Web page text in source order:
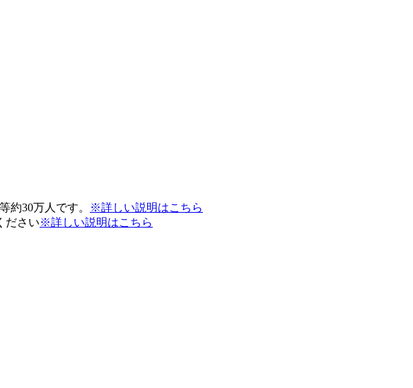
約30万人です。
※詳しい説明はこちら
ださい※詳しい説明はこちら